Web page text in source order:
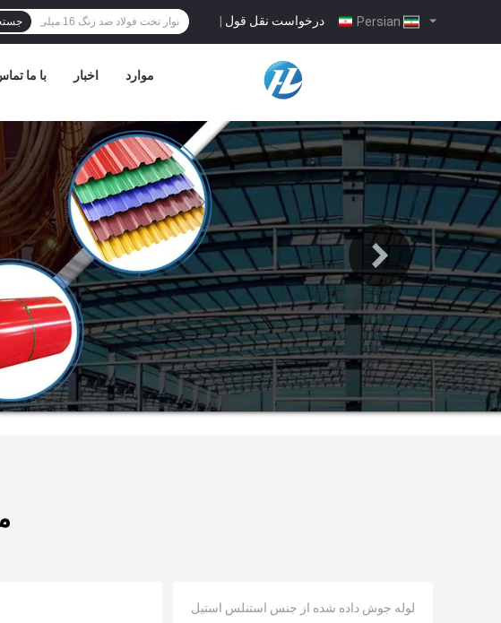
درخواست نقل قول |
با ما اخبار موارد
لوله جوش داده شده از جنس استنلس استیل